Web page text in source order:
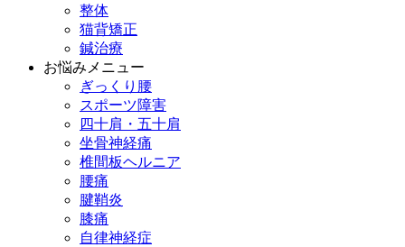
整体
猫背矯正
鍼治療
お悩みメニュー
ぎっくり腰
スポーツ障害
四十肩・五十肩
坐骨神経痛
椎間板ヘルニア
腰痛
腱鞘炎
膝痛
自律神経症